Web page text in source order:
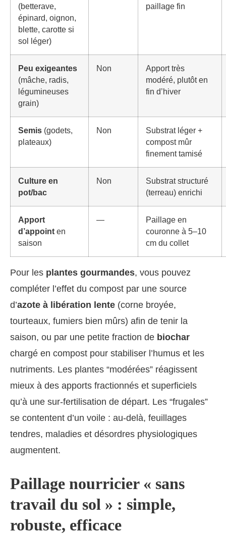
(betterave,
épinard, oignon,
blette, carotte si
sol léger)
paillage fin
Peu exigeantes
(mâche, radis,
légumineuses
grain)
Non
Apport très
modéré, plutôt en
fin d’hiver
Semis (godets,
plateaux)
Non
Substrat léger +
compost mûr
finement tamisé
Culture en
pot/bac
Non
Substrat structuré
(terreau) enrichi
Apport
d’appoint en
saison
—
Paillage en
couronne à 5–10
cm du collet
Pour les plantes gourmandes, vous pouvez
compléter l’effet du compost par une source
d’azote à libération lente (corne broyée,
tourteaux, fumiers bien mûrs) afin de tenir la
saison, ou par une petite fraction de biochar
chargé en compost pour stabiliser l’humus et les
nutriments. Les plantes “modérées” réagissent
mieux à des apports fractionnés et superficiels
qu’à une sur-fertilisation de départ. Les “frugales”
se contentent d’un voile : au-delà, feuillages
tendres, maladies et désordres physiologiques
augmentent.
Paillage nourricier « sans
travail du sol » : simple,
robuste, efficace